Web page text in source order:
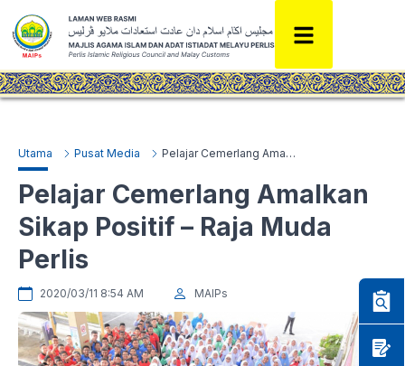
Utama Pusat Media Pelajar Cemerlang Amalkan Sikap Positif – Raja Muda Perlis
Pelajar Cemerlang Amalkan
Sikap Positif – Raja Muda
Perlis
2020/03/11 8:54 AM MAIPs